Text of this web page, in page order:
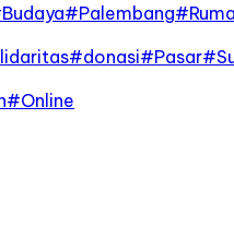
Budaya#Palembang#
#donasi#Pasar#
#Online